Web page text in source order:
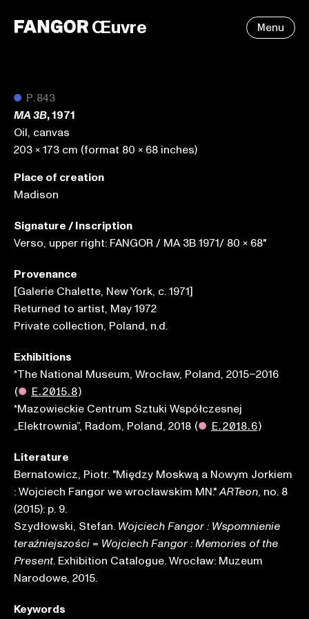
Œuvre Menu
● P.843
MA 3B, 1971
Oil, canvas
203 x 173 cm (format 80 x 68 inches)
Place of creation
Madison
Keywords
Signature / Inscription
Verso, upper right: FANGOR / MA 3B 1971/ 80 x 68"
Provenance
[Galerie Chalette, New York, c. 1971]
Returned to artist, May 1972
Private collection, Poland, n.d.
Exhibitions
*The National Museum, Wrocław, Poland, 2015–2016
(● E.2015.8)
*Mazowieckie Centrum Sztuki Współczesnej
„Elektrownia”, Radom, Poland, 2018 (● E.2018.6)
Literature
Bernatowicz, Piotr. "Między Moskwą a Nowym Jorkiem
: Wojciech Fangor we wrocławskim MN."ARTeon, no. 8
(2015): p. 9.
Szydłowski, Stefan. Wojciech Fangor : Wspomnienie
teraźniejszości = Wojciech Fangor : Memories of the
Present. Exhibition Catalogue. Wrocław: Muzeum
Narodowe, 2015.